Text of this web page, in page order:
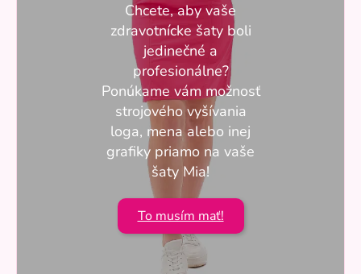
Chcete, aby vaše
zdravotnícke šaty boli
jedinečné a
profesionálne?
Ponúkame vám možnosť
strojového vyšívania
loga, mena alebo inej
grafiky priamo na vaše
šaty Mia!
To musím mať!